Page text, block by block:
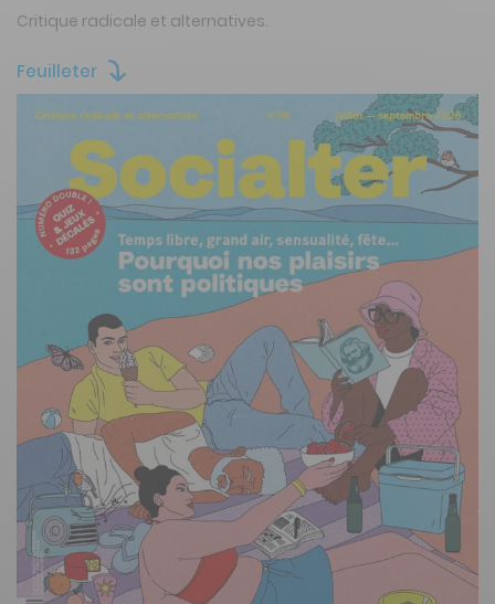
Feuilleter
Critique radicale et alternatives.